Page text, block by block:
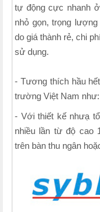
tự động cực nhanh
nhỏ gọn, trọng
do giá thành rẻ, chi
sử dụng.
- Tương thích hầu
trường Việt Nam
- Với thiết kế nhưạ
nhiều lần từ độ cao
trên bàn thu ngân